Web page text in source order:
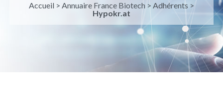
Accueil > Annuaire France Biotech > Adhérents >
Hypokr.at